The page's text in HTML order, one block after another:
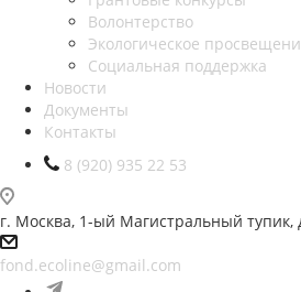
Волонтерство
Экологическое
Социальная поддержка
Новости
Документы
Контакты
8 (920) 935 22 53
г. Москва, 1-ый Магистральный
fond.ecoline@gmail.com